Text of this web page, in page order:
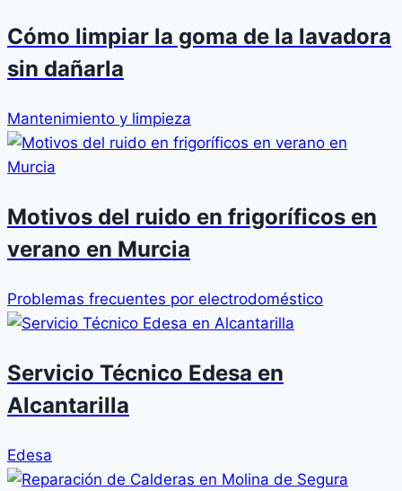
Cómo limpiar la goma de la lavadora
sin dañarla
Mantenimiento y limpieza
Motivos del ruido en frigoríficos en
verano en Murcia
Problemas frecuentes por electrodoméstico
Servicio Técnico Edesa en
Alcantarilla
Edesa